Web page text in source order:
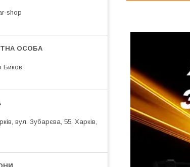
shop
Биков
вул. Зубарєва, 55, Харків,